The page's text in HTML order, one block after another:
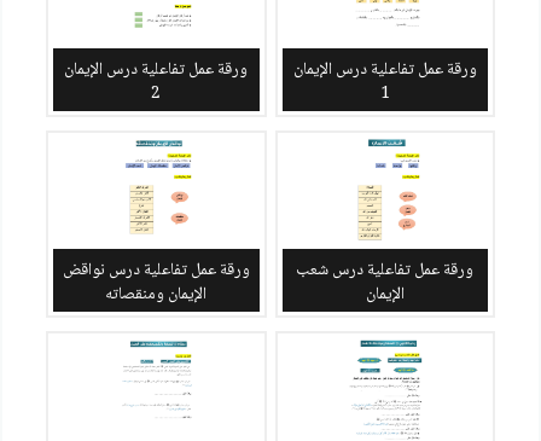
ورقة عمل تفاعلية درس الإيمان
1
ورقة عمل تفاعلية درس الإيمان
2
ورقة عمل تفاعلية درس شعب
الإيمان
ورقة عمل تفاعلية درس نواقض
الإيمان ومنقصاته